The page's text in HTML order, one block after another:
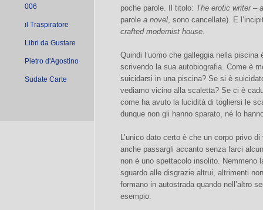
006
il Traspiratore
Libri da Gustare
Pietro d'Agostino
Sudate Carte
poche parole. Il titolo: The erotic writer –
parole a novel, sono cancellate). E
crafted modernist house.
Quindi l’uomo che galleggia nella
scrivendo la sua autobiografia. Come è
suicidarsi in una piscina? Se si è
vediamo vicino alla scaletta? Se ci è
come ha avuto la lucidità di togliersi le
dunque non gli hanno sparato, né lo
L’unico dato certo è che un corpo privo
anche passargli accanto senza farci
non è uno spettacolo insolito. Nemmeno
sguardo alle disgrazie altrui, altrimenti
formano in autostrada quando nell’altro
esempio.